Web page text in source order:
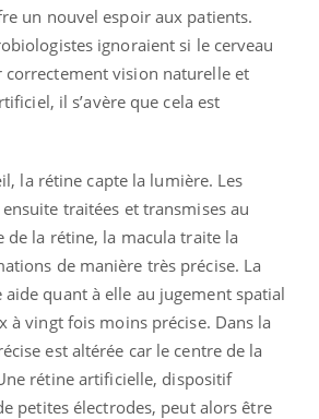
un nouvel espoir aux patients.
ignoraient si le cerveau
vision naturelle et
il s’avère que cela est
la rétine capte la lumière. Les
traitées et transmises au
de la rétine, la macula traite la
de manière très précise. La
quant à elle au jugement spatial
à vingt fois moins précise. Dans la
est altérée car le centre de la
rétine artificielle, dispositif
petites électrodes, peut alors être